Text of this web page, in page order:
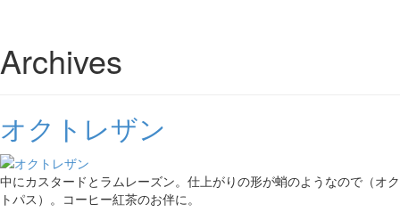
Archives
オクトレザン
中にカスタードとラムレーズン。仕上がりの形が蛸のようなので（オク
トパス）。コーヒー紅茶のお伴に。